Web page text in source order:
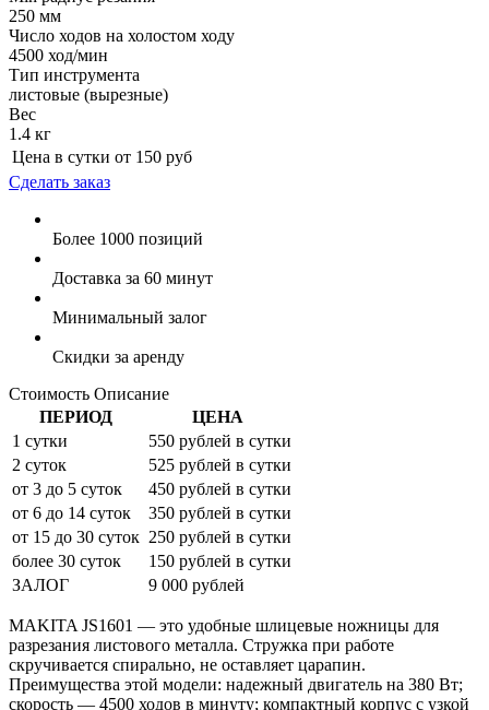
250 мм
Число ходов на холостом ходу
4500 ход/мин
Тип инструмента
листовые (вырезные)
Вес
1.4 кг
Цена в сутки от 150 руб
Сделать заказ
Более 1000 позиций
Доставка за 60 минут
Минимальный залог
Скидки за аренду
Стоимость Описание
ПЕРИОД
ЦЕНА
1 сутки
550 рублей в сутки
2 суток
525 рублей в сутки
от 3 до 5 суток
450 рублей в сутки
от 6 до 14 суток
350 рублей в сутки
от 15 до 30 суток 250 рублей в сутки
более 30 суток
150 рублей в сутки
ЗАЛОГ
9 000 рублей
MAKITA JS1601 — это удобные шлицевые ножницы для
разрезания листового металла. Стружка при работе
скручивается спирально, не оставляет царапин.
Преимущества этой модели: надежный двигатель на 380 Вт;
скорость — 4500 ходов в минуту; компактный корпус с узкой